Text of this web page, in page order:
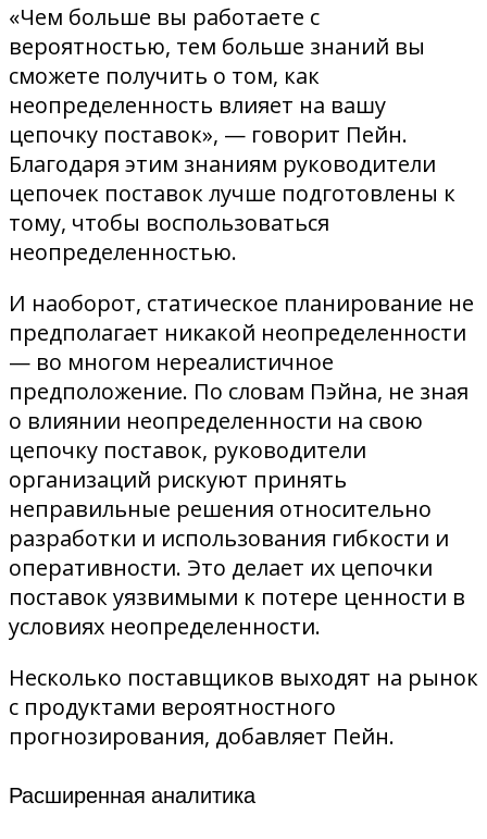
«Чем больше вы работаете с
вероятностью, тем больше знаний вы
сможете получить о том, как
неопределенность влияет на вашу
цепочку поставок», — говорит Пейн.
Благодаря этим знаниям руководители
цепочек поставок лучше подготовлены к
тому, чтобы воспользоваться
неопределенностью.
И наоборот, статическое планирование не
предполагает никакой неопределенности
— во многом нереалистичное
предположение. По словам Пэйна, не зная
о влиянии неопределенности на свою
цепочку поставок, руководители
организаций рискуют принять
неправильные решения относительно
разработки и использования гибкости и
оперативности. Это делает их цепочки
поставок уязвимыми к потере ценности в
условиях неопределенности.
Несколько поставщиков выходят на рынок
с продуктами вероятностного
прогнозирования, добавляет Пейн.
Расширенная аналитика